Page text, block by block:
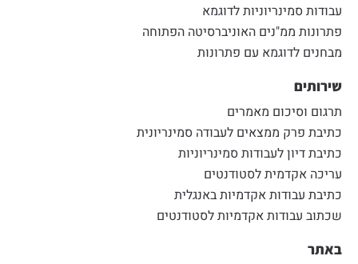
עבודות סמינריוניות לדוגמא
פתרונות ממ"נים האוניברסיטה הפתוחה
מבחנים לדוגמא עם פתרונות
שירותים
תרגום וסיכום מאמרים
כתיבת פרק ממצאים לעבודה סמינריונית
כתיבת דיון לעבודות סמינריוניות
עריכה אקדמית לסטודנטים
כתיבת עבודות אקדמיות באנגלית
שכתוב עבודות אקדמיות לסטודנטים
באתר